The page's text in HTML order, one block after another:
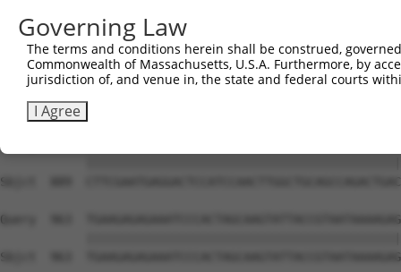
Governing Law
The terms and conditions herein shall be construed,
Commonwealth of Massachusetts, U.S.A. Furthermore, by
jurisdiction of, and venue in, the state and federal courts
I Agree